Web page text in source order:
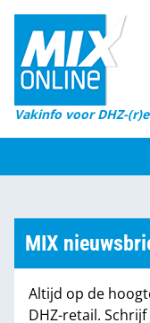
Vakinfo voor DHZ-
Home
Magazines
DHZ Sessie
Marktcijfers
Partners
MIX
Altijd op de
DHZ-retail.